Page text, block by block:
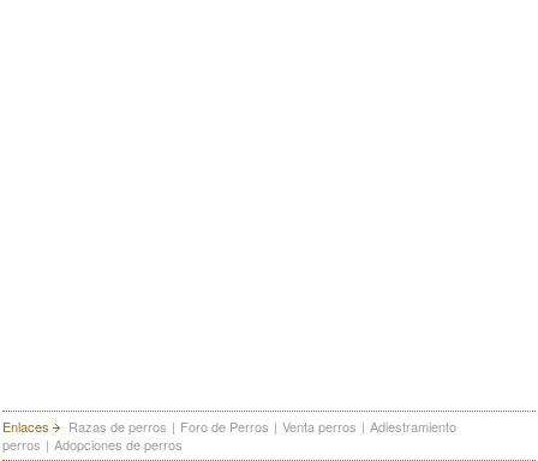
Enlaces Razas de perros | Foro de Perros | Venta perros | Adiestramiento
perros | Adopciones de perros